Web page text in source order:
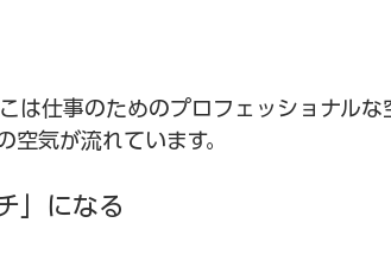
は仕事のためのプロフェッショナルな
空気が流れています。
」になる